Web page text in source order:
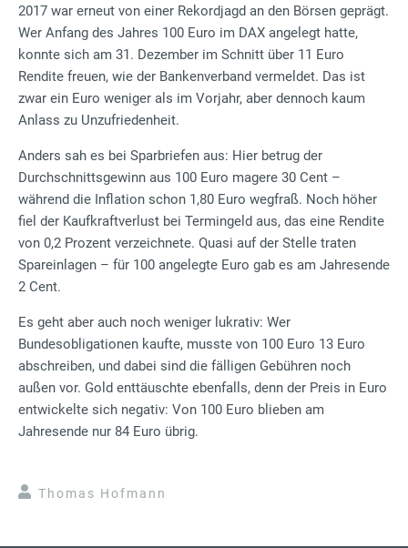
2017 war erneut von einer Rekordjagd an den Börsen geprägt.
Wer Anfang des Jahres 100 Euro im DAX angelegt hatte,
konnte sich am 31. Dezember im Schnitt über 11 Euro
Rendite freuen, wie der Bankenverband vermeldet. Das ist
zwar ein Euro weniger als im Vorjahr, aber dennoch kaum
Anlass zu Unzufriedenheit.
Anders sah es bei Sparbriefen aus: Hier betrug der
Durchschnittsgewinn aus 100 Euro magere 30 Cent –
während die Inflation schon 1,80 Euro wegfraß. Noch höher
fiel der Kaufkraftverlust bei Termingeld aus, das eine Rendite
von 0,2 Prozent verzeichnete. Quasi auf der Stelle traten
Spareinlagen – für 100 angelegte Euro gab es am Jahresende
2 Cent.
Es geht aber auch noch weniger lukrativ: Wer
Bundesobligationen kaufte, musste von 100 Euro 13 Euro
abschreiben, und dabei sind die fälligen Gebühren noch
außen vor. Gold enttäuschte ebenfalls, denn der Preis in Euro
entwickelte sich negativ: Von 100 Euro blieben am
Jahresende nur 84 Euro übrig.
Thomas Hofmann